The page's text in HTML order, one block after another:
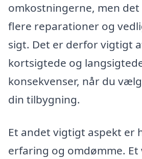
omkostningerne, men
flere reparationer og
sigt. Det er derfor vigtigt
kortsigtede og
konsekvenser, når du
din tilbygning.
Et andet vigtigt aspekt er
erfaring og omdømme.